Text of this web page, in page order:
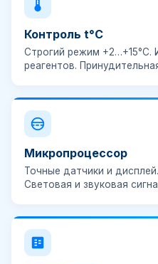
Контроль t°C
Строгий режим +2…+15°C.
реагентов.
Микропроцессор
Точные датчики и
Световая и звуковая